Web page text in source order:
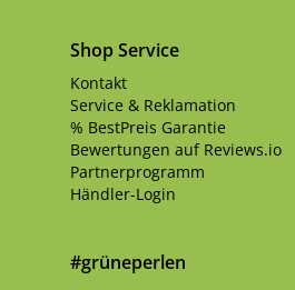
Shop Service
Kontakt
Service & Reklamation
% BestPreis Garantie
Bewertungen auf Reviews.io
Partnerprogramm
Händler-Login
#grüneperlen